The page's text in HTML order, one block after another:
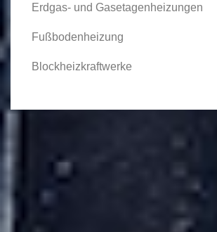
Erdgas- und Gasetagenheizungen
Fußbodenheizung
Blockheizkraftwerke